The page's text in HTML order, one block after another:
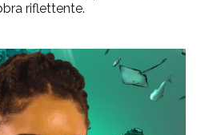
riflettente.